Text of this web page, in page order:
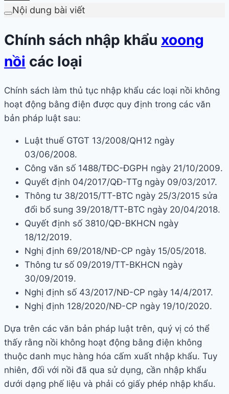
Nội dung bài viết
Chính sách nhập khẩu xoong
nồi các loại
Chính sách làm thủ tục nhập khẩu các loại nồi không
hoạt động bằng điện được quy định trong các văn
bản pháp luật sau:
Luật thuế GTGT 13/2008/QH12 ngày
03/06/2008.
Công văn số 1488/TĐC-ĐGPH ngày 21/10/2009.
Quyết định 04/2017/QĐ-TTg ngày 09/03/2017.
Thông tư 38/2015/TT-BTC ngày 25/3/2015 sửa
đổi bổ sung 39/2018/TT-BTC ngày 20/04/2018.
Quyết định số 3810/QĐ-BKHCN ngày
18/12/2019.
Nghị định 69/2018/NĐ-CP ngày 15/05/2018.
Thông tư số 09/2019/TT-BKHCN ngày
30/09/2019.
Nghị định số 43/2017/NĐ-CP ngày 14/4/2017.
Nghị định 128/2020/NĐ-CP ngày 19/10/2020.
Dựa trên các văn bản pháp luật trên, quý vị có thể
thấy rằng nồi không hoạt động bằng điện không
thuộc danh mục hàng hóa cấm xuất nhập khẩu. Tuy
nhiên, đối với nồi đã qua sử dụng, cần nhập khẩu
dưới dạng phế liệu và phải có giấy phép nhập khẩu.